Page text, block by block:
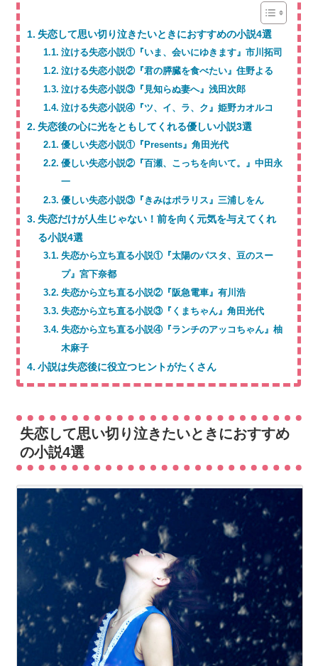
失恋して思い切り泣きたいときにおすすめの小説4選
泣ける失恋小説①『いま、会いにゆきます』市川拓司
泣ける失恋小説②『君の膵臓を食べたい』住野よる
泣ける失恋小説③『見知らぬ妻へ』浅田次郎
泣ける失恋小説④『ツ、イ、ラ、ク』姫野カオルコ
失恋後の心に光をともしてくれる優しい小説3選
優しい失恋小説①『Presents』角田光代
優しい失恋小説②『百瀬、こっちを向いて。』中田永
一
優しい失恋小説③『きみはポラリス』三浦しをん
失恋だけが人生じゃない！前を向く元気を与えてくれ
る小説4選
失恋から立ち直る小説①『太陽のパスタ、豆のスー
プ』宮下奈都
失恋から立ち直る小説②『阪急電車』有川浩
失恋から立ち直る小説③『くまちゃん』角田光代
失恋から立ち直る小説④『ランチのアッコちゃん』柚
木麻子
小説は失恋後に役立つヒントがたくさん
失恋して思い切り泣きたいときにおすすめ
の小説4選